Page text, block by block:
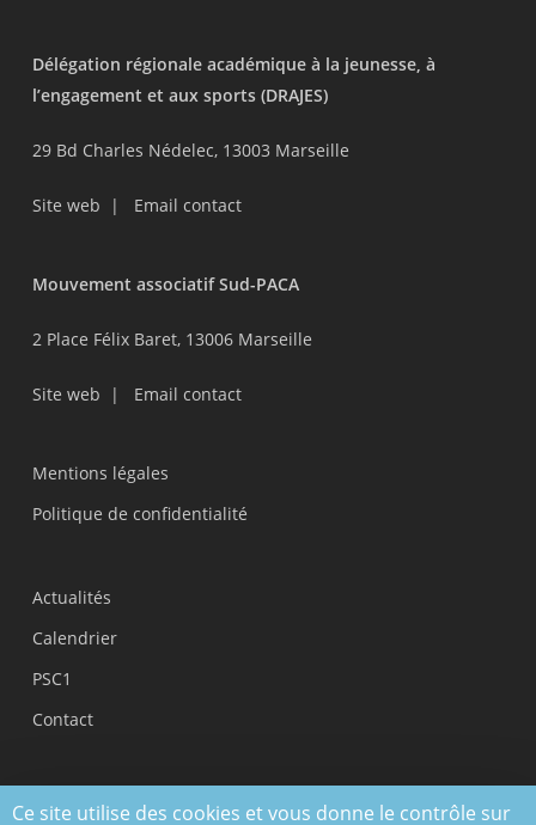
Délégation régionale académique à la jeunesse, à
l’engagement et aux sports (DRAJES)
29 Bd Charles Nédelec, 13003 Marseille
Site web | Email contact
Mouvement associatif Sud-PACA
2 Place Félix Baret, 13006 Marseille
Site web | Email contact
Mentions légales
Politique de confidentialité
Actualités
Calendrier
PSC1
Contact
Ce site utilise des cookies et vous donne le contrôle sur